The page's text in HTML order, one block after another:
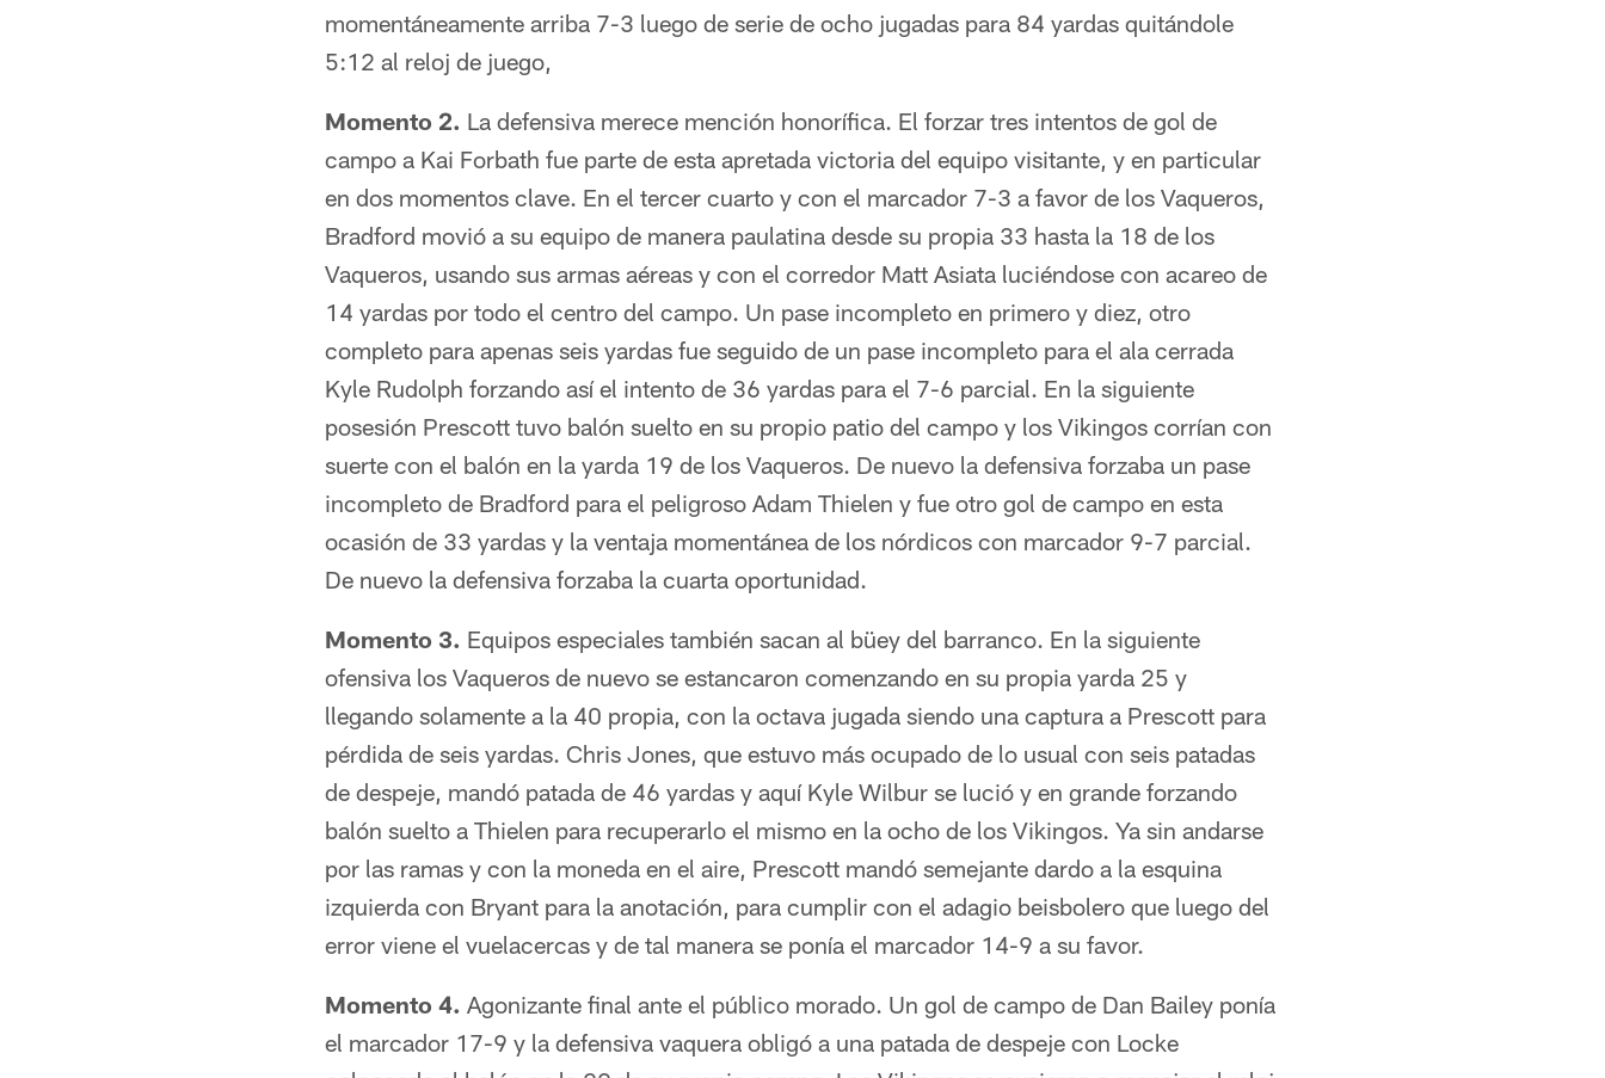
momentáneamente arriba 7-3 luego de serie de ocho jugadas para 84 yardas quitándole
5:12 al reloj de juego,
Momento 2. La defensiva merece mención honorífica. El forzar tres intentos de gol de
campo a Kai Forbath fue parte de esta apretada victoria del equipo visitante, y en particular
en dos momentos clave. En el tercer cuarto y con el marcador 7-3 a favor de los Vaqueros,
Bradford movió a su equipo de manera paulatina desde su propia 33 hasta la 18 de los
Vaqueros, usando sus armas aéreas y con el corredor Matt Asiata luciéndose con acareo de
14 yardas por todo el centro del campo. Un pase incompleto en primero y diez, otro
completo para apenas seis yardas fue seguido de un pase incompleto para el ala cerrada
Kyle Rudolph forzando así el intento de 36 yardas para el 7-6 parcial. En la siguiente
posesión Prescott tuvo balón suelto en su propio patio del campo y los Vikingos corrían con
suerte con el balón en la yarda 19 de los Vaqueros. De nuevo la defensiva forzaba un pase
incompleto de Bradford para el peligroso Adam Thielen y fue otro gol de campo en esta
ocasión de 33 yardas y la ventaja momentánea de los nórdicos con marcador 9-7 parcial.
De nuevo la defensiva forzaba la cuarta oportunidad.
Momento 3. Equipos especiales también sacan al büey del barranco. En la siguiente
ofensiva los Vaqueros de nuevo se estancaron comenzando en su propia yarda 25 y
llegando solamente a la 40 propia, con la octava jugada siendo una captura a Prescott para
pérdida de seis yardas. Chris Jones, que estuvo más ocupado de lo usual con seis patadas
de despeje, mandó patada de 46 yardas y aquí Kyle Wilbur se lució y en grande forzando
balón suelto a Thielen para recuperarlo el mismo en la ocho de los Vikingos. Ya sin andarse
por las ramas y con la moneda en el aire, Prescott mandó semejante dardo a la esquina
izquierda con Bryant para la anotación, para cumplir con el adagio beisbolero que luego del
error viene el vuelacercas y de tal manera se ponía el marcador 14-9 a su favor.
Momento 4. Agonizante final ante el público morado. Un gol de campo de Dan Bailey ponía
el marcador 17-9 y la defensiva vaquera obligó a una patada de despeje con Locke